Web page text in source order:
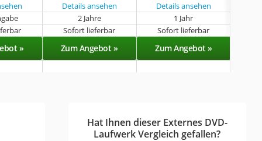
Details ansehen
Details ansehen
2 Jahre 1 Jahr
Sofort lieferbar Sofort lieferbar
» Zum Angebot » Zum Angebot »
Hat Ihnen dieser Externes DVD-
Laufwerk Vergleich gefallen?